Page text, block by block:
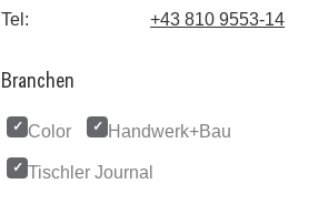
Tel:
+43 810 9553-14
Branchen
Color Handwerk+Bau
Tischler Journal